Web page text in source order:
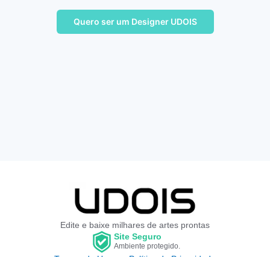
Quero ser um Designer UDOIS
Edite e baixe milhares de artes prontas
Site Seguro
Ambiente protegido.